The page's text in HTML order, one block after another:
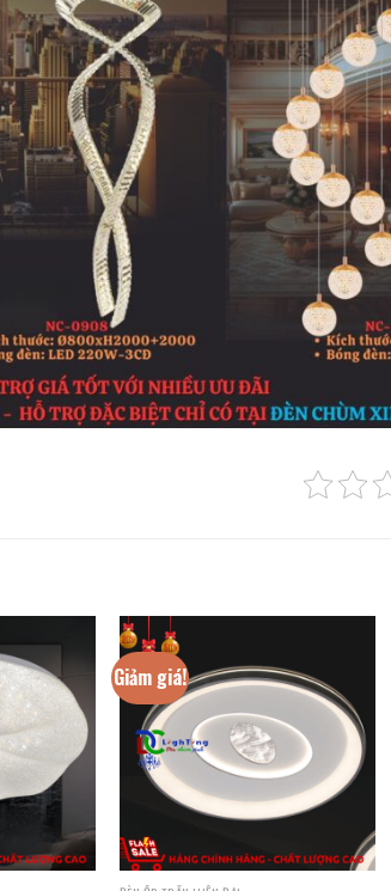
Giảm giá!